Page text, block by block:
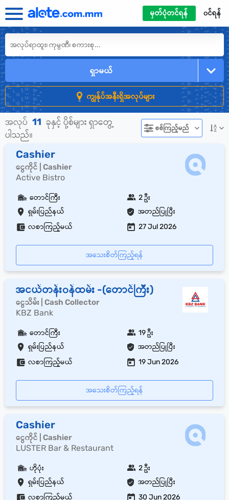
မှတ်ပုံတင်ရန် ၀င်ရန်
ရှာမယ်
ကျွန်ုပ်အနီးရှိအလုပ်များ
အလုပ် 11 ခုနှင့် ပို့စ်များ ရှာတွေ့
ပါသည်။
စစ်ကြည့်မည်
Cashier
ငွေကိုင် | Cashier
Active Bistro
ရှမ်းပြည်နယ် အတည်ပြုပြီး
တောင်ကြီး 2 ဦး
လစာကြည့်မယ် 27 Jul 2026
အသေးစိတ်ကြည့်ရန်
အငယ်တန်း၀န်ထမ်း -(တောင်ကြီး)
ငွေသိမ်း | Cash Collector
KBZ Bank
ရှမ်းပြည်နယ် အတည်ပြုပြီး
တောင်ကြီး 19 ဦး
လစာကြည့်မယ် 19 Jun 2026
အသေးစိတ်ကြည့်ရန်
Cashier
ငွေကိုင် | Cashier
LUSTER Bar & Restaurant
ရှမ်းပြည်နယ် အတည်ပြုပြီး
ဟိုပုံး 2 ဦး
လစာကြည့်မယ် 30 Jun 2026